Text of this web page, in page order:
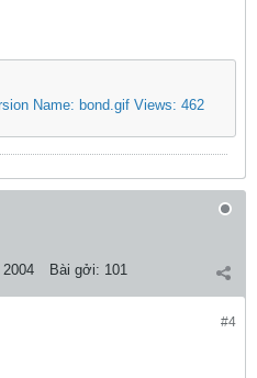
Bài gởi: 101
#4